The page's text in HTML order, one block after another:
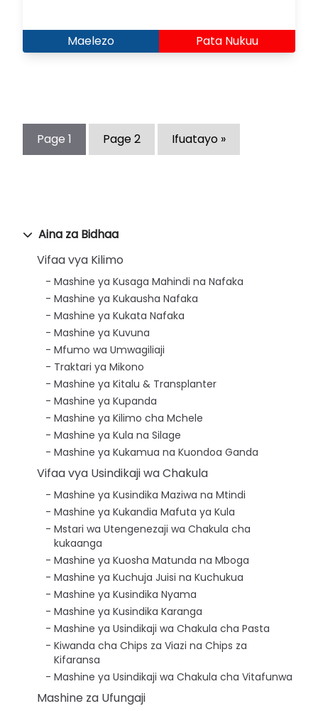
Aina za Bidhaa
Vifaa vya Kilimo
Mashine ya Kusaga Mahindi na Nafaka
Mashine ya Kukausha Nafaka
Mashine ya Kukata Nafaka
Mashine ya Kuvuna
Mfumo wa Umwagiliaji
Traktari ya Mikono
Mashine ya Kitalu & Transplanter
Mashine ya Kupanda
Mashine ya Kilimo cha Mchele
Mashine ya Kula na Silage
Mashine ya Kukamua na Kuondoa Ganda
Vifaa vya Usindikaji wa Chakula
Mashine ya Kusindika Maziwa na Mtindi
Mashine ya Kukandia Mafuta ya Kula
Mstari wa Utengenezaji wa Chakula cha
kukaanga
Mashine ya Kuosha Matunda na Mboga
Mashine ya Kuchuja Juisi na Kuchukua
Mashine ya Kusindika Nyama
Mashine ya Kusindika Karanga
Mashine ya Usindikaji wa Chakula cha Pasta
Kiwanda cha Chips za Viazi na Chips za
Kifaransa
Mashine ya Usindikaji wa Chakula cha Vitafunwa
Mashine za Ufungaji
Maelezo Pata Nukuu
Page 1 Page2 Ifuatayo »